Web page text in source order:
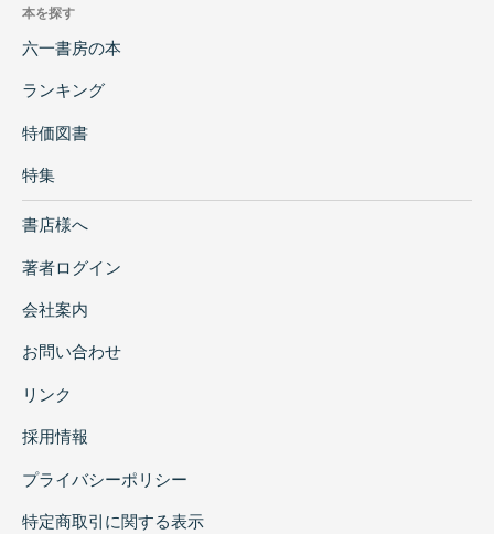
本を探す
六一書房の本
ランキング
特価図書
特集
書店様へ
著者ログイン
会社案内
お問い合わせ
リンク
採用情報
プライバシーポリシー
特定商取引に関する表示